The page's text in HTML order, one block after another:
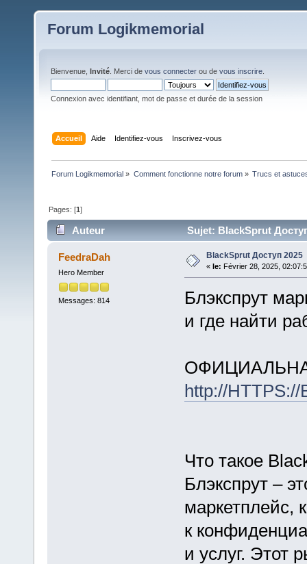
Forum Logikmemorial
Bienvenue, Invité . Merci de vous connecter ou de vous inscrire
Connexion avec identifiant, mot de passe et durée de la session
Accueil Aide Identifiez-vous Inscrivez-vous
Forum Logikmemorial » Comment fonctionne notre forum» Trucs et
Pages: [1]
Auteur Sujet: BlackSprut
FeedraDah
Hero Member
Messages: 814
BlackSprut Доступ 2025
« le: Février 28, 2025,
Блэкспрут
и где найти
http://HTTPS://
Что такое
Блэкспрут –
маркетплейс,
к
и услуг. Этот